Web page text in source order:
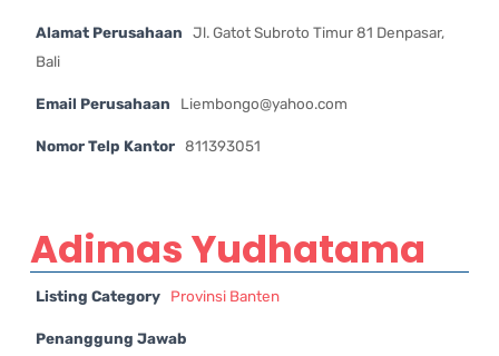
Alamat Perusahaan
Jl. Gatot Subroto Timur 81 Denpasar,
Bali
Email Perusahaan Liembongo@yahoo.com
Nomor Telp Kantor 811393051
Adimas Yudhatama
Listing Category Provinsi Banten
Penanggung Jawab